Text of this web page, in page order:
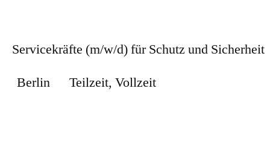
Servicekräfte (m/w/d) für Schutz und Sicherheit
Berlin
Teilzeit, Vollzeit